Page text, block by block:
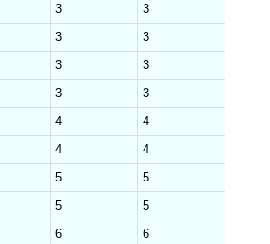
3 3
3 3
3 3
3 3
4 4
4 4
5 5
5 5
6 6